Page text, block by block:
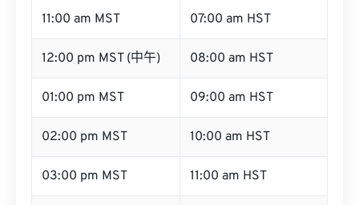
11:00 am MST 07:00 am HST
12:00 pm MST (中午) 08:00 am HST
01:00 pm MST 09:00 am HST
02:00 pm MST 10:00 am HST
03:00 pm MST 11:00 am HST